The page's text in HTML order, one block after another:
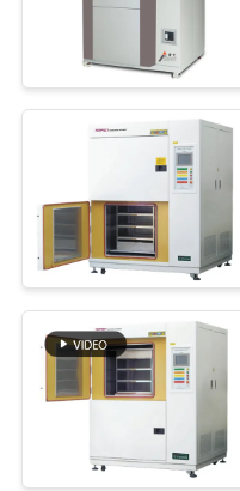
ΠΑΡΟΥΣΙΆΣΤΕ
ΕΜΕΊΣ
ΓΎΡΟΣ
ΕΡΓΟΣΤΑΣΊΩΝ
ΠΟΙΟΤΙΚΌΣ
ΈΛΕΓΧΟΣ